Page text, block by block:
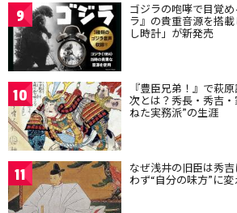
9 ゴジラの咆哮で目覚
ラ』の貴重音源を搭
し時計」が新発売
10 『豊臣兄弟！』で萩
次とは？秀長・秀吉
ねた実務派”の生涯
11 なぜ浅井の旧臣は秀
わず“自分の味方”に